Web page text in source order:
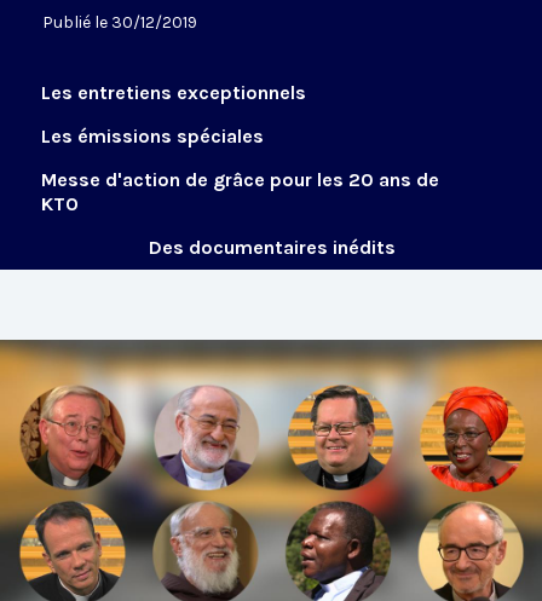
Publié le 30/12/2019
Les entretiens exceptionnels
Les émissions spéciales
Messe d'action de grâce pour les 20 ans de
KTO
Des documentaires inédits